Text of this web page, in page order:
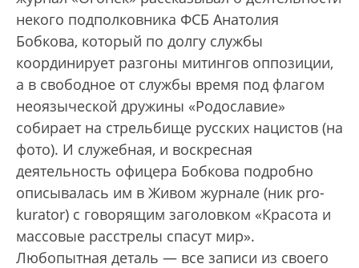
некого подполковника ФСБ Анатолия
Бобкова, который по долгу службы
координирует разгоны митингов оппозиции,
а в свободное от службы время под флагом
неоязыческой дружины «Родославие»
собирает на стрельбище русских нацистов (на
фото). И служебная, и воскресная
деятельность офицера Бобкова подробно
описывалась им в Живом журнале (ник pro-
kurator) с говорящим заголовком «Красота и
массовые расстрелы спасут мир».
Любопытная деталь — все записи из своего